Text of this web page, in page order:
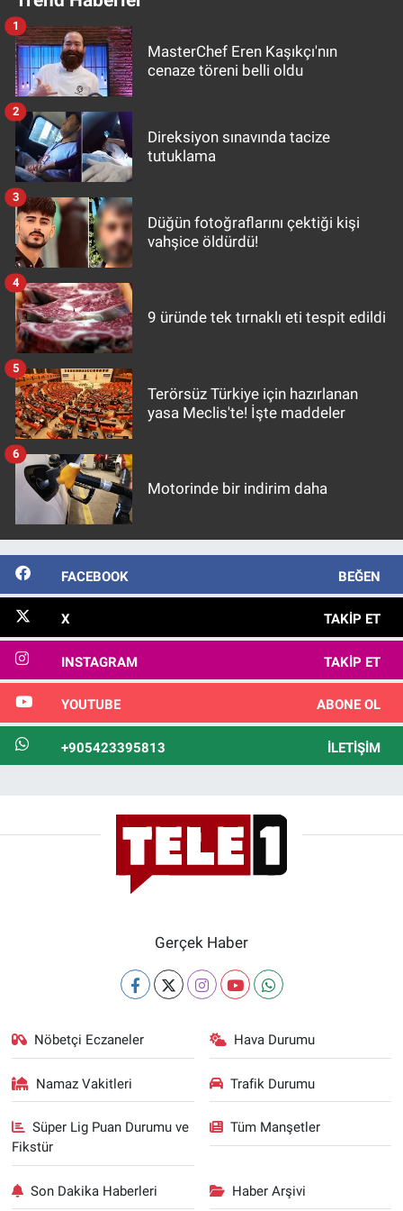
MasterChef Eren Kaşıkçı'nın
cenaze töreni belli oldu
1
Direksiyon sınavında tacize
tutuklama
2
Düğün fotoğraflarını çektiği kişi
vahşice öldürdü!
3
9 üründe tek tırnaklı eti tespit edildi
4
Terörsüz Türkiye için hazırlanan
yasa Meclis'te! İşte maddeler
5
Motorinde bir indirim daha
6
FACEBOOK BEĞEN
X TAKIP ET
INSTAGRAM TAKIP ET
YOUTUBE ABONE OL
+905423395813 İLETIŞIM
Gerçek Haber
Nöbetçi Eczaneler Hava Durumu
Namaz Vakitleri Trafik Durumu
Süper Lig Puan Durumu ve
Fikstür
Tüm Manşetler
Son Dakika Haberleri Haber Arşivi